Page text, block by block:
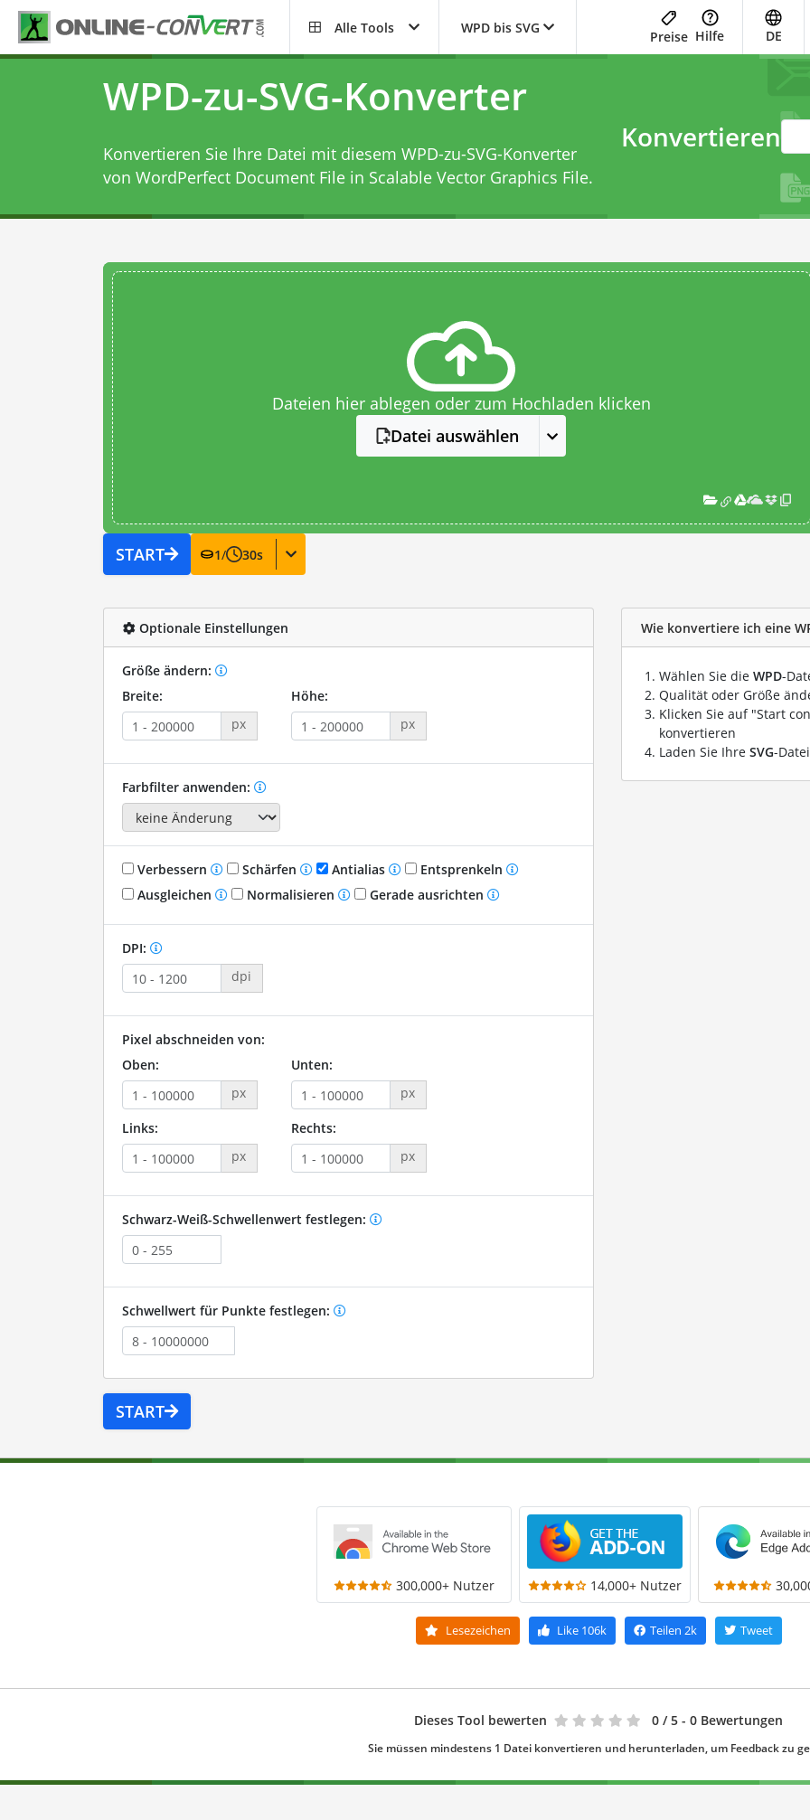
Alle Tools WPD bis SVG
Preise Hilfe DE
WPD-zu-SVG-Konverter
Konvertieren Sie Ihre Datei mit diesem WPD-zu-SVG-Konverter
von WordPerfect Document File in Scalable Vector Graphics File.
Konvertieren
Dateien hier ablegen oder zum Hochladen klicken
Datei auswählen
START 1/ 30s
Optionale Einstellungen
Größe ändern:
Breite:
px
Höhe:
px
Farbfilter anwenden:
Verbessern Schärfen Antialias
Entsprenkeln
Ausgleichen
Normalisieren Gerade ausrichten
DPI:
dpi
Pixel abschneiden von:
Oben:
px
Unten:
px
Links:
px
Rechts:
px
Schwarz-Weiß-Schwellenwert festlegen:
Schwellwert für Punkte festlegen:
START
Wie konvertiere ich eine
Wählen Sie die WPD-
Qualität oder Größe
Klicken Sie auf "Start
konvertieren
Laden Sie Ihre SVG-
300,000+ Nutzer 14,000+ Nutzer
Lesezeichen Like106k Teilen 2k Tweet
Dieses Tool bewerten 0 / 5 - 0 Bewertungen
Sie müssen mindestens 1 Datei konvertieren und herunterladen, um Feedback zu